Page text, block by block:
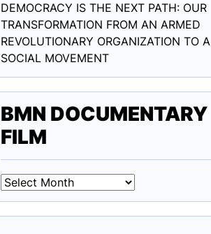
DEMOCRACY IS THE NEXT PATH: OUR
TRANSFORMATION FROM AN ARMED
REVOLUTIONARY ORGANIZATION TO A
SOCIAL MOVEMENT
BMN DOCUMENTARY
FILM
BMN